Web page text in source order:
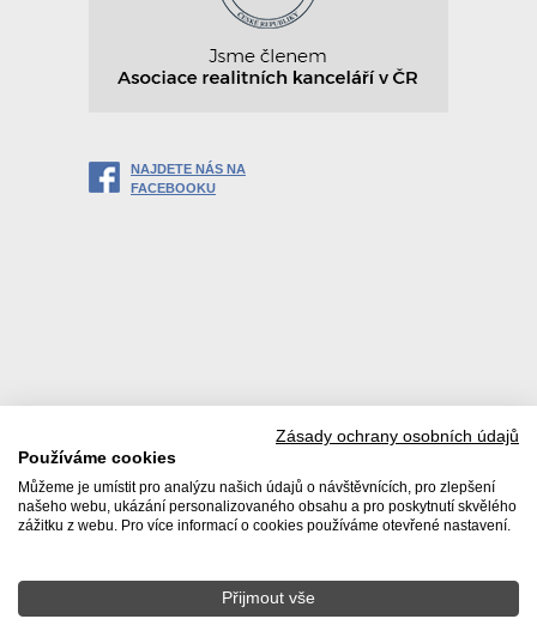
NAJDETE NÁS NA
FACEBOOKU
© 2026 Realitní kancelář DACHI s. r. o. |
Zásady ochrany osobních údajů
Používáme cookies
Můžeme je umístit pro analýzu našich údajů o návštěvnících, pro zlepšení
našeho webu, ukázání personalizovaného obsahu a pro poskytnutí skvělého
zážitku z webu. Pro více informací o cookies používáme otevřené nastavení.
Přijmout vše